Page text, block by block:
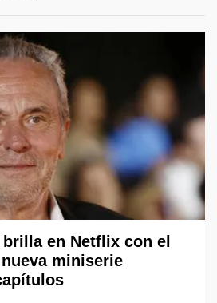
en Netflix con el
miniserie